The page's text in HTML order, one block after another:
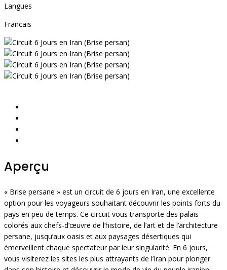
Langues
Francais
Aperçu
« Brise persane » est un circuit de 6 jours en Iran, une excellente
option pour les voyageurs souhaitant découvrir les points forts du
pays en peu de temps. Ce circuit vous transporte des palais
colorés aux chefs-d’œuvre de l’histoire, de l’art et de l’architecture
persane, jusqu’aux oasis et aux paysages désertiques qui
émerveillent chaque spectateur par leur singularité. En 6 jours,
vous visiterez les sites les plus attrayants de l’Iran pour plonger